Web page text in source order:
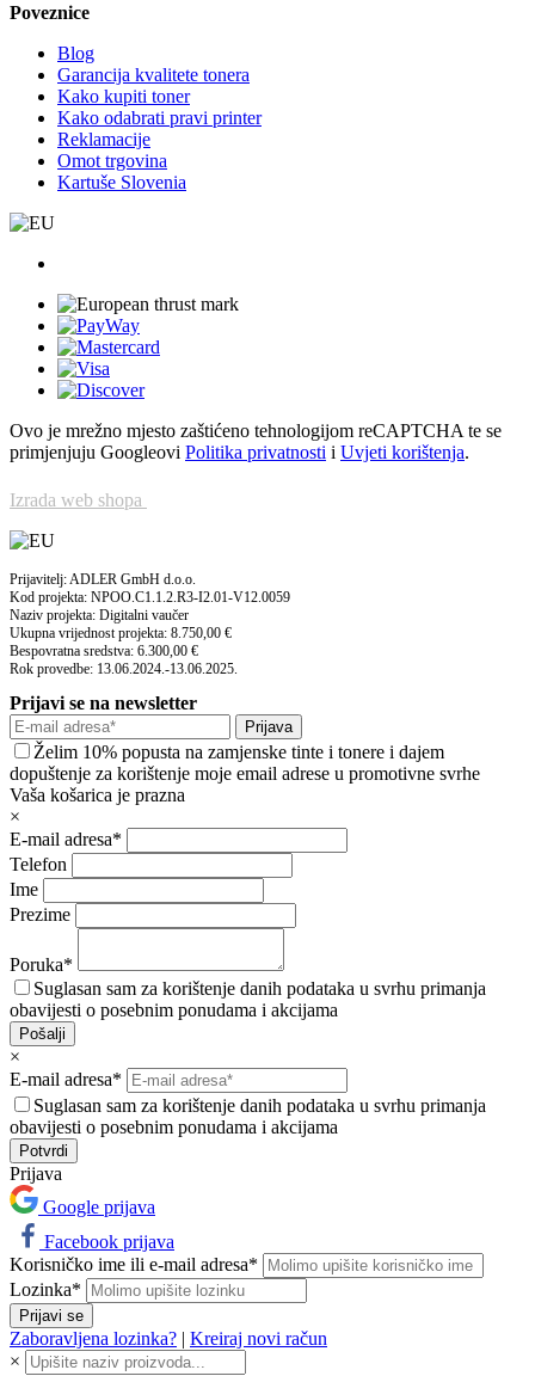
Poveznice
Blog
Garancija kvalitete tonera
Kako kupiti toner
Kako odabrati pravi printer
Reklamacije
Omot trgovina
Kartuše Slovenia
Ovo je mrežno mjesto zaštićeno tehnologijom reCAPTCHA te se
primjenjuju Googleovi Politika privatnosti i Uvjeti korištenja.
Izrada web shopa
Prijavitelj: ADLER GmbH d.o.o.
Kod projekta: NPOO.C1.1.2.R3-I2.01-V12.0059
Naziv projekta: Digitalni vaučer
Ukupna vrijednost projekta: 8.750,00 €
Bespovratna sredstva: 6.300,00 €
Rok provedbe: 13.06.2024.-13.06.2025.
Prijavi se na newsletter
Prijava
Želim 10% popusta na zamjenske tinte i tonere i dajem
dopuštenje za korištenje moje email adrese u promotivne svrhe
Vaša košarica je prazna
×
E-mail adresa*
Telefon
Ime
Prezime
Poruka*
Suglasan sam za korištenje danih podataka u svrhu primanja
obavijesti o posebnim ponudama i akcijama
Pošalji
×
E-mail adresa*
Suglasan sam za korištenje danih podataka u svrhu primanja
obavijesti o posebnim ponudama i akcijama
Prijava
Google prijava
Facebook prijava
Korisničko ime ili e-mail adresa*
Lozinka*
Prijavi se
Zaboravljena lozinka? | Kreiraj novi račun
×